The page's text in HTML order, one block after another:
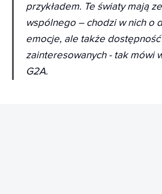
przykładem. Te światy mają
wspólnego – chodzi w nich o
emocje, ale także
zainteresowanych- tak mówi
G2A.